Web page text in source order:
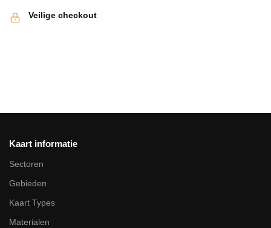
Veilige checkout
Kaart informatie
Sectoren
Gebieden
Kaart Types
Materialen